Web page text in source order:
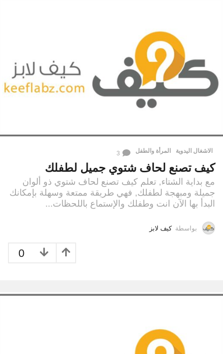
الاشغال اليدوية ,
المرأة والطفل 3
كيف تصنع لحاف شتوي جميل لطفلك
مع بداية الشتاء, تعلم كيف تصنع لحاف شتوي ذو ألوان
جميلة ومبهجة لطفلك, فهي طريقة ممتعة وسهلة بإمكانك
البدأ بها الآن انت وطفلك والإستماع باللحظات...
بواسطة كيف لابز
0